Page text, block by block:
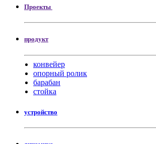
Проекты
продукт
конвейер
опорный ролик
барабан
стойка
устройство